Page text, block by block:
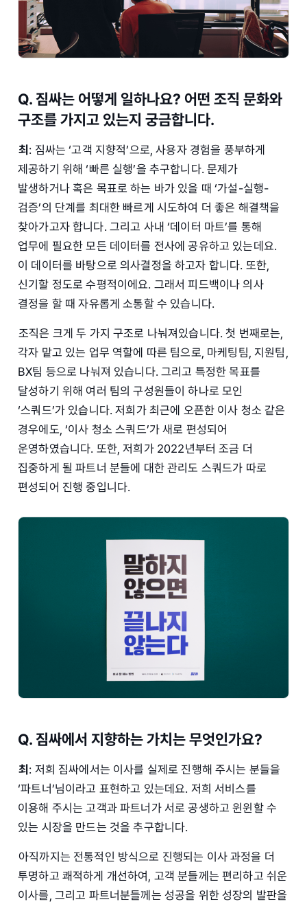
Q. 짐싸는 어떻게 일하나요? 어떤 조직 문화와
구조를 가지고 있는지 궁금합니다.
최 : 짐싸는 ‘고객 지향적’으로, 사용자 경험을 풍부하게
제공하기 위해 ‘빠른 실행’을 추구합니다. 문제가
발생하거나 혹은 목표로 하는 바가 있을 때 ‘가설-실행-
검증’의 단계를 최대한 빠르게 시도하여 더 좋은 해결책을
찾아가고자 합니다. 그리고 사내 ‘데이터 마트’를 통해
업무에 필요한 모든 데이터를 전사에 공유하고 있는데요.
이 데이터를 바탕으로 의사결정을 하고자 합니다. 또한,
신기할 정도로 수평적이에요. 그래서 피드백이나 의사
결정을 할 때 자유롭게 소통할 수 있습니다.
조직은 크게 두 가지 구조로 나눠져있습니다. 첫 번째로는,
각자 맡고 있는 업무 역할에 따른 팀으로, 마케팅팀, 지원팀,
BX팀 등으로 나눠져 있습니다. 그리고 특정한 목표를
달성하기 위해 여러 팀의 구성원들이 하나로 모인
‘스쿼드’가 있습니다. 저희가 최근에 오픈한 이사 청소 같은
경우에도, ‘이사 청소 스쿼드’가 새로 편성되어
운영하였습니다. 또한, 저희가 2022년부터 조금 더
집중하게 될 파트너 분들에 대한 관리도 스쿼드가 따로
편성되어 진행 중입니다.
Q. 짐싸에서 지향하는 가치는 무엇인가요?
최 : 저희 짐싸에서는 이사를 실제로 진행해 주시는 분들을
‘파트너’님이라고 표현하고 있는데요. 저희 서비스를
이용해 주시는 고객과 파트너가 서로 공생하고 윈윈할 수
있는 시장을 만드는 것을 추구합니다.
아직까지는 전통적인 방식으로 진행되는 이사 과정을 더
투명하고 쾌적하게 개선하여, 고객 분들께는 편리하고 쉬운
이사를, 그리고 파트너분들께는 성공을 위한 성장의 발판을